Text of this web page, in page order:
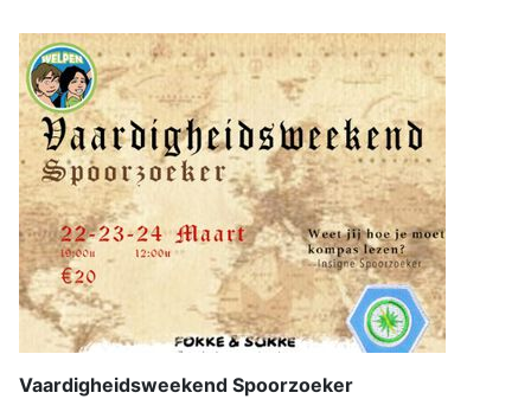
Vaardigheidsweekend Spoorzoeker